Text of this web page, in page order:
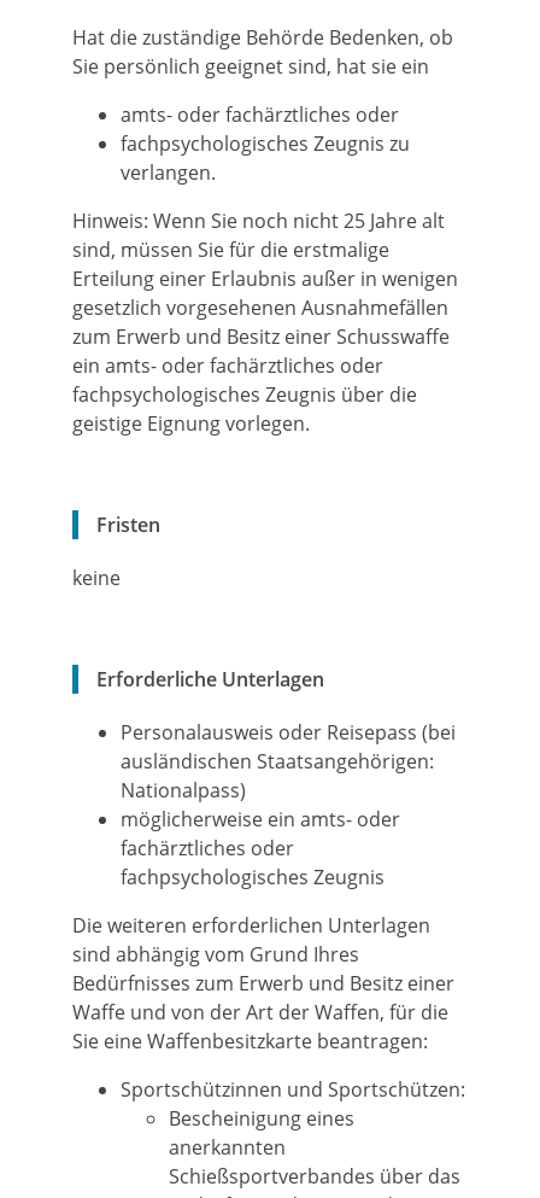
Hat die zuständige Behörde Bedenken, ob
Sie persönlich geeignet sind, hat sie ein
amts- oder fachärztliches oder
fachpsychologisches Zeugnis zu
verlangen.
Hinweis: Wenn Sie noch nicht 25 Jahre alt
sind, müssen Sie für die erstmalige
Erteilung einer Erlaubnis außer in wenigen
gesetzlich vorgesehenen Ausnahmefällen
zum Erwerb und Besitz einerSchusswaffe
ein amts- oder fachärztliches oder
fachpsychologisches Zeugnis über die
geistige Eignung vorlegen.
Fristen
keine
Erforderliche Unterlagen
Personalausweis oder Reisepass (bei
ausländischen Staatsangehörigen:
Nationalpass)
möglicherweise ein amts- oder
fachärztliches oder
fachpsychologisches Zeugnis
Die weiteren erforderlichen Unterlagen
sind abhängig vom Grund Ihres
Bedürfnisses zum Erwerb und Besitz einer
Waffe und von der Art der Waffen, für die
Sie eine Waffenbesitzkarte beantragen:
Sportschützinnen und Sportschützen:
Bescheinigung eines
anerkannten
Schießsportverbandes über das